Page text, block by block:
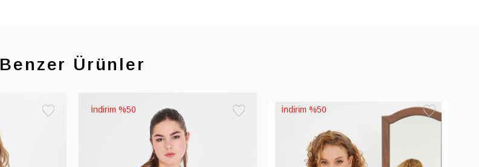
Benzer Ürünler
%50
Favorilere
%50